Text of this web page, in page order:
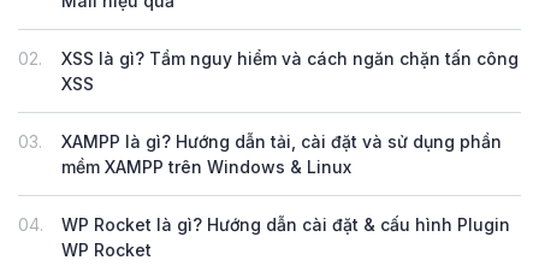
02.
XSS là gì? Tầm nguy hiểm và cách ngăn chặn tấn công
XSS
03.
XAMPP là gì? Hướng dẫn tải, cài đặt và sử dụng phần
mềm XAMPP trên Windows & Linux
04.
WP Rocket là gì? Hướng dẫn cài đặt & cấu hình Plugin
WP Rocket